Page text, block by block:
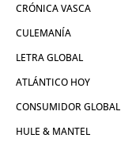
CRÓNICA VASCA
CULEMANÍA
LETRA GLOBAL
ATLÁNTICO HOY
CONSUMIDOR GLOBAL
HULE & MANTEL